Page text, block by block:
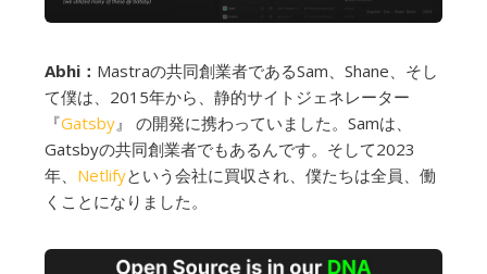
Abhi： Mastraの共同創業者であるSam、Shane、そし
て僕は、2015年から、静的サイトジェネレーター
『Gatsby 』 の開発に携わっていました。Samは、
Gatsbyの共同創業者でもあるんです。そして2023
年、 Netlifyという会社に買収され、僕たちは全員、働
くことになりました。